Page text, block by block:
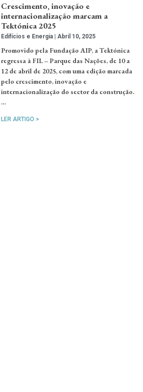
Crescimento, inovação e
internacionalização marcam a
Tektónica 2025
Edifícios e Energia Abril 10, 2025
Promovido pela Fundação AIP, a Tektónica
regressa à FIL – Parque das Nações, de 10 a
12 de abril de 2025, com uma edição marcada
pelo crescimento, inovação e
internacionalização do sector da construção.
…
LER ARTIGO >